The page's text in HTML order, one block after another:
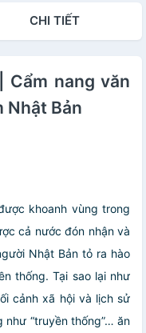
CHI TIẾT
Cẩm nang văn
Nhật Bản
khoanh vùng trong
cả nước đón nhận và
Nhật Bản tỏ ra hào
thống. Tại sao lại như
cảnh xã hội và lịch sử
như “truyền thống”… ăn